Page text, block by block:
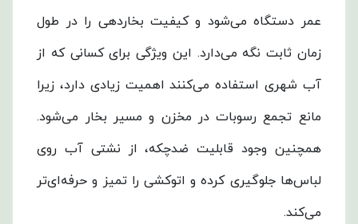
عمر دستگاه می‌شود و کیفیت بخاردهی را در طول
زمان ثابت نگه می‌دارد. این ویژگی برای کسانی که از
آب شهری استفاده می‌کنند اهمیت زیادی دارد، زیرا
مانع تجمع رسوبات در مخزن و مسیر بخار می‌شود.
همچنین وجود قابلیت ضدچکه، از نشتی آب روی
لباس‌ها جلوگیری کرده و اتوکشی را تمیز و حرفه‌ای‌تر
می‌کند.